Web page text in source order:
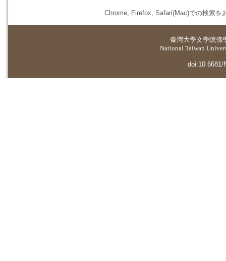
Chrome, Firefox, Safari(Mac)での検索を
臺灣大學文學院佛
National Taiwan
doi:10.6681/